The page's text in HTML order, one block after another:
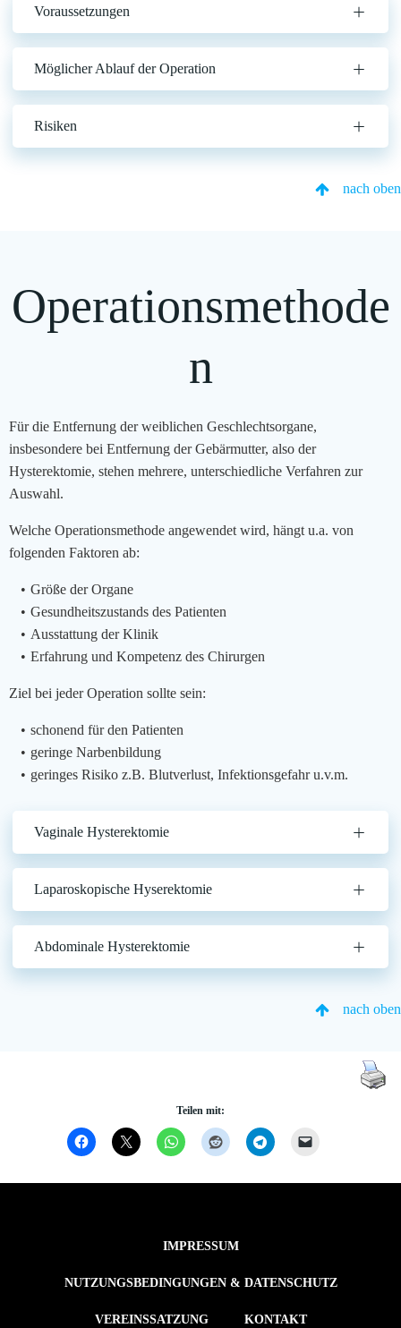
Voraussetzungen
Möglicher Ablauf der Operation
Risiken
nach oben
Operationsmethode
n
Für die Entfernung der weiblichen Geschlechtsorgane,
insbesondere bei Entfernung der Gebärmutter, also der
Hysterektomie, stehen mehrere, unterschiedliche Verfahren zur
Auswahl.
Welche Operationsmethode angewendet wird, hängt u.a. von
folgenden Faktoren ab:
Größe der Organe
Gesundheitszustands des Patienten
Ausstattung der Klinik
Erfahrung und Kompetenz des Chirurgen
Ziel bei jeder Operation sollte sein:
schonend für den Patienten
geringe Narbenbildung
geringes Risiko z.B. Blutverlust, Infektionsgefahr u.v.m.
Vaginale Hysterektomie
Laparoskopische Hyserektomie
Abdominale Hysterektomie
nach oben
Teilen mit:
IMPRESSUM
NUTZUNGSBEDINGUNGEN & DATENSCHUTZ
VEREINSSATZUNG KONTAKT